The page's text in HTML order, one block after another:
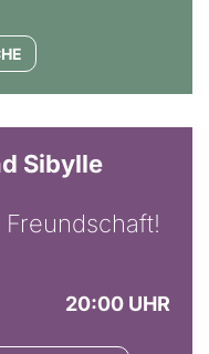
Sibylle
Freundschaft!
20:00 UHR